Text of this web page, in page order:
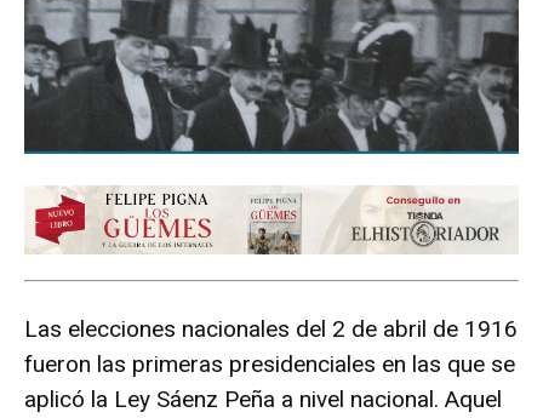
Las elecciones nacionales del 2 de abril de 1916
fueron las primeras presidenciales en las que se
aplicó la Ley Sáenz Peña a nivel nacional. Aquel